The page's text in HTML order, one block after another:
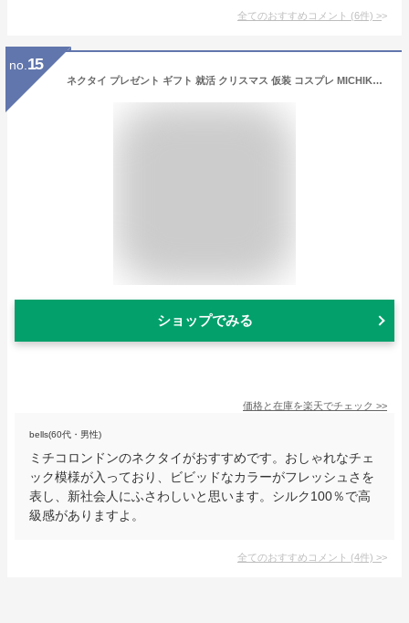
全てのおすすめコメント (6件) >
no. 15
ネクタイ プレゼント ギフト 就活 クリスマス 仮装 コスプレ MICHIKO LONDON ミチコロンドン おしゃれ 日本製 パープル チェック z-116
ショップでみる
価格と在庫を楽天でチェック >>
bells(60代・男性)
ミチコロンドンのネクタイがおすすめです。おしゃれなチェ
ック模様が入っており、ビビッドなカラーがフレッシュさを
表し、新社会人にふさわしいと思います。シルク100％で高
級感がありますよ。
全てのおすすめコメント (4件) >